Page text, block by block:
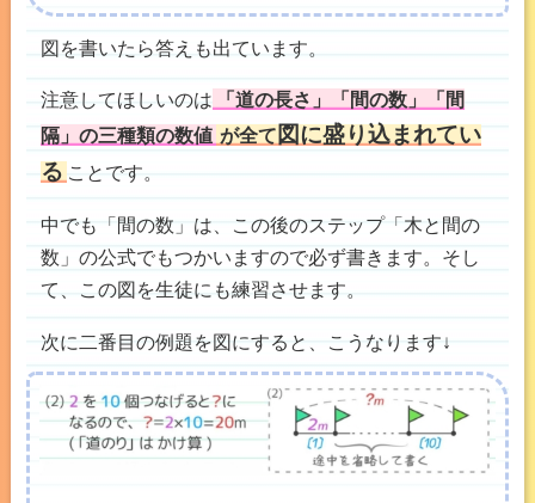
図を書いたら答えも出ています。
注意してほしいのは
「道の長さ」「間の数」「間
隔」の三種類の数値 が全て 図に盛り込まれてい
る ことです。
中でも「間の数」は、この後のステップ「木と間の
数」の公式でもつかいますので必ず書きます。そし
て、この図を生徒にも練習させます。
次に二番目の例題を図にすると、こうなります↓